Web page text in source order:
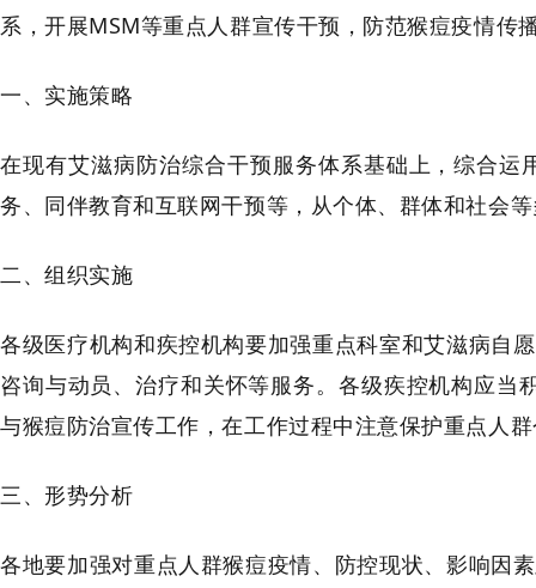
系，开展MSM等重点人群宣传干预，防范猴痘疫情
一、实施策略
在现有艾滋病防治综合干预服务体系基础上，综合
务、同伴教育和互联网干预等，从个体、群体和社会
二、组织实施
各级医疗机构和疾控机构要加强重点科室和艾滋病自
咨询与动员、治疗和关怀等服务。各级疾控机构应
与猴痘防治宣传工作，在工作过程中注意保护重点人
三、形势分析
各地要加强对重点人群猴痘疫情、防控现状、影响因